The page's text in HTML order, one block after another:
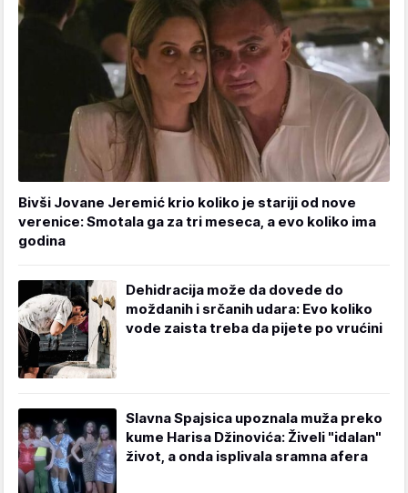
Bivši Jovane Jeremić krio koliko je stariji od nove
verenice: Smotala ga za tri meseca, a evo koliko ima
godina
Dehidracija može da dovede do
moždanih i srčanih udara: Evo koliko
vode zaista treba da pijete po vrućini
Slavna Spajsica upoznala muža preko
kume Harisa Džinovića: Živeli "idalan"
život, a onda isplivala sramna afera